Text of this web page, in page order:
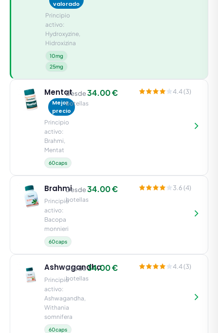
valorado
Principio
activo:
Hydroxyzine,
Hidroxizina
10mg
25mg
Mentat
Mejor
precio
Principio
activo:
Brahmi,
Mentat
60caps
Desde34.00 €
botellas
4.4 (3)
Brahmi
Principio
activo:
Bacopa
monnieri
60caps
Desde34.00 €
botellas
3.6 (4)
Ashwagandha
Principio
activo:
Ashwagandha,
Withania
somnifera
60caps
Desde34.00 €
botellas
4.4 (3)